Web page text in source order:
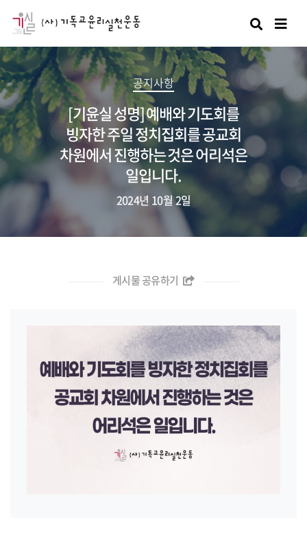
검색
공지사항
[기윤실 성명] 예배와 기도회를
빙자한 주일 정치집회를 공교회
차원에서 진행하는 것은 어리석은
일입니다.
2024년 10월 2일
게시물 공유하기